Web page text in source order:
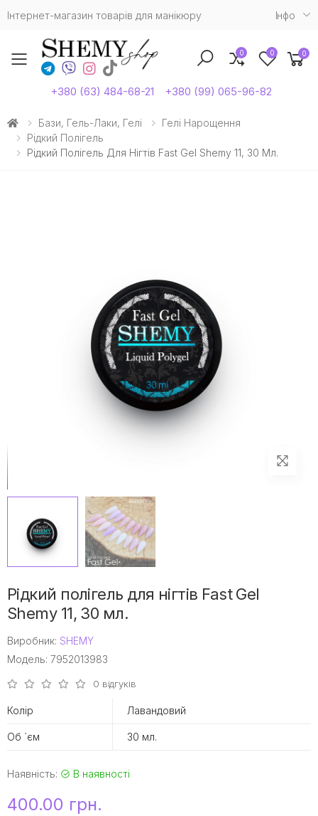
Інтернет-магазин товарів для манікюру Iнфо
Toggle mobile menu
+380 (63) 484-68-21 +380 (99) 065-96-82
0 0 0
Бази, Гель-Лаки, Гелі
Гелі Нарощення
Рідкий Полігель
Рідкий Полігель Для Нігтів Fast Gel Shemy 11, 30 Мл.
Рідкий полігель для нігтів Fast Gel
Shemy 11, 30 мл.
Виробник: SHEMY
Модель: 7952013983
0 відгуків
Колір Лавандовий
Об `єм 30 мл.
Наявність: В наявності
400.00 грн.